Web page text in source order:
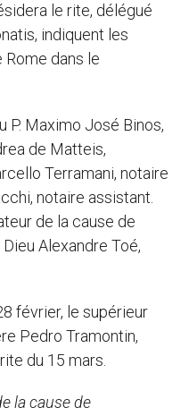
le rite, délégué
indiquent les
dans le
P. Maximo José Binos,
de Matteis,
Terramani, notaire
notaire assistant.
de la cause de
Alexandre Toé,
février, le supérieur
Pedro Tramontin,
du 15 mars.
la cause de